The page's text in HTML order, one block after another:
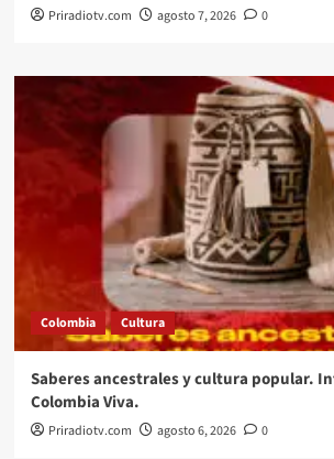
Priradiotv.com agosto 7, 2026 0
Colombia Cultura
Saberes ancestrales y cultura popular.
Colombia Viva.
Priradiotv.com agosto 6, 2026 0